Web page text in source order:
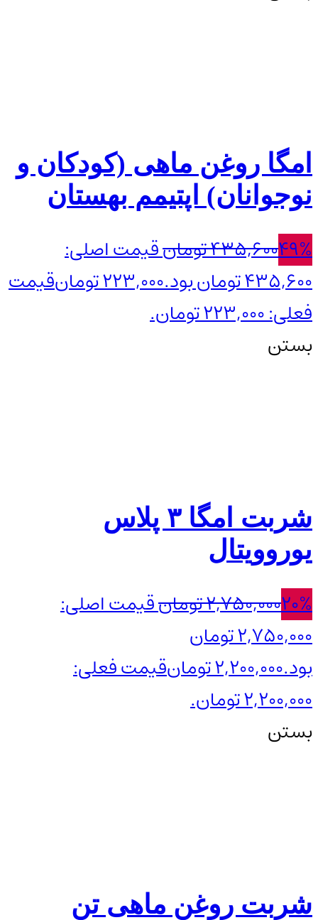
امگا روغن ماهی (کودکان و
نوجوانان) اپتیمم بهستان
49%
435,600تومانقیمت اصلی:
435,600 تومان بود.
223,000تومانقیمت
فعلی: 223,000 تومان.
بستن
شربت امگا ۳ پلاس
یوروویتال
20%
2,750,000تومانقیمت اصلی:
2,750,000 تومان
بود.2,200,000تومانقیمت فعلی:
2,200,000 تومان.
بستن
شربت روغن ماهی تن